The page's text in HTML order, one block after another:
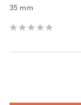
35 mm